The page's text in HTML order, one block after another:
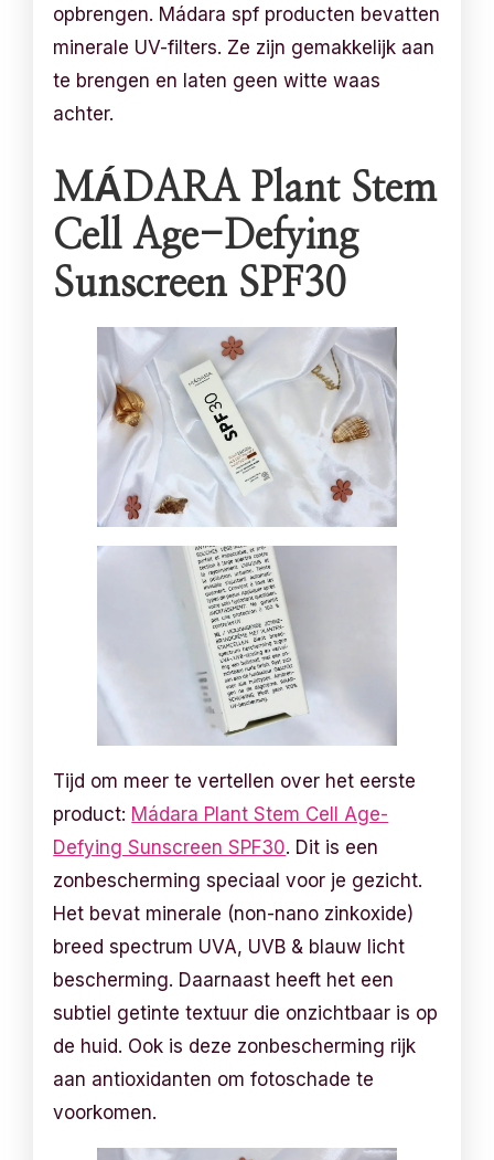
opbrengen. Mádara spf producten bevatten
minerale UV-filters. Ze zijn gemakkelijk aan
te brengen en laten geen witte waas
achter.
MÁDARA Plant Stem
Cell Age-Defying
Sunscreen SPF30
Tijd om meer te vertellen over het eerste
product: Mádara Plant Stem Cell Age-
Defying Sunscreen SPF30. Dit is een
zonbescherming speciaal voor je gezicht.
Het bevat minerale (non-nano zinkoxide)
breed spectrum UVA, UVB & blauw licht
bescherming. Daarnaast heeft het een
subtiel getinte textuur die onzichtbaar is op
de huid. Ook is deze zonbescherming rijk
aan antioxidanten om fotoschade te
voorkomen.